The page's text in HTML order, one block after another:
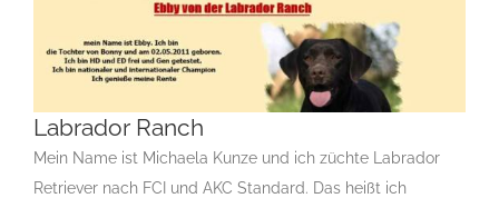
Labrador Ranch
Mein Name ist Michaela Kunze und ich züchte Labrador
Retriever nach FCI und AKC Standard. Das heißt ich